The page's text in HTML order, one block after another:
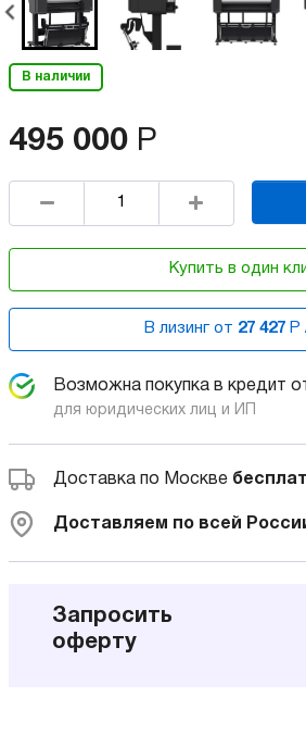
В наличии
495 000 Р
Купить в один
В лизинг от 27 427 Р
Возможна покупка в кредит
для юридических лиц и ИП
Доставка по Москве
Доставляем по всей
Запросить
оферту